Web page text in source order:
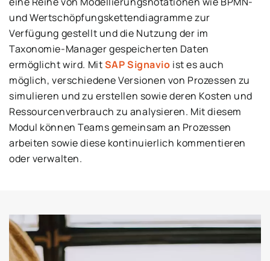
und Wertschöpfungskettendiagramme zur
Verfügung gestellt und die Nutzung der im
Taxonomie-Manager gespeicherten Daten
ermöglicht wird. MitSAP Signavio ist es auch
möglich, verschiedene Versionen von Prozessen zu
simulieren und zu erstellen sowie deren Kosten und
Ressourcenverbrauch zu analysieren. Mit diesem
Modul können Teams gemeinsam an Prozessen
arbeiten sowie diese kontinuierlich kommentieren
oder verwalten.